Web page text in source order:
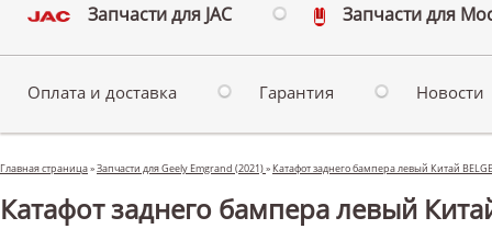
Запчасти для JAC Запчасти для
Оплата и доставка Гарантия Новости
Главная страница»Запчасти для Geely Emgrand (2021)» Катафот заднего бампера левый Китай
Катафот заднего бампера левый